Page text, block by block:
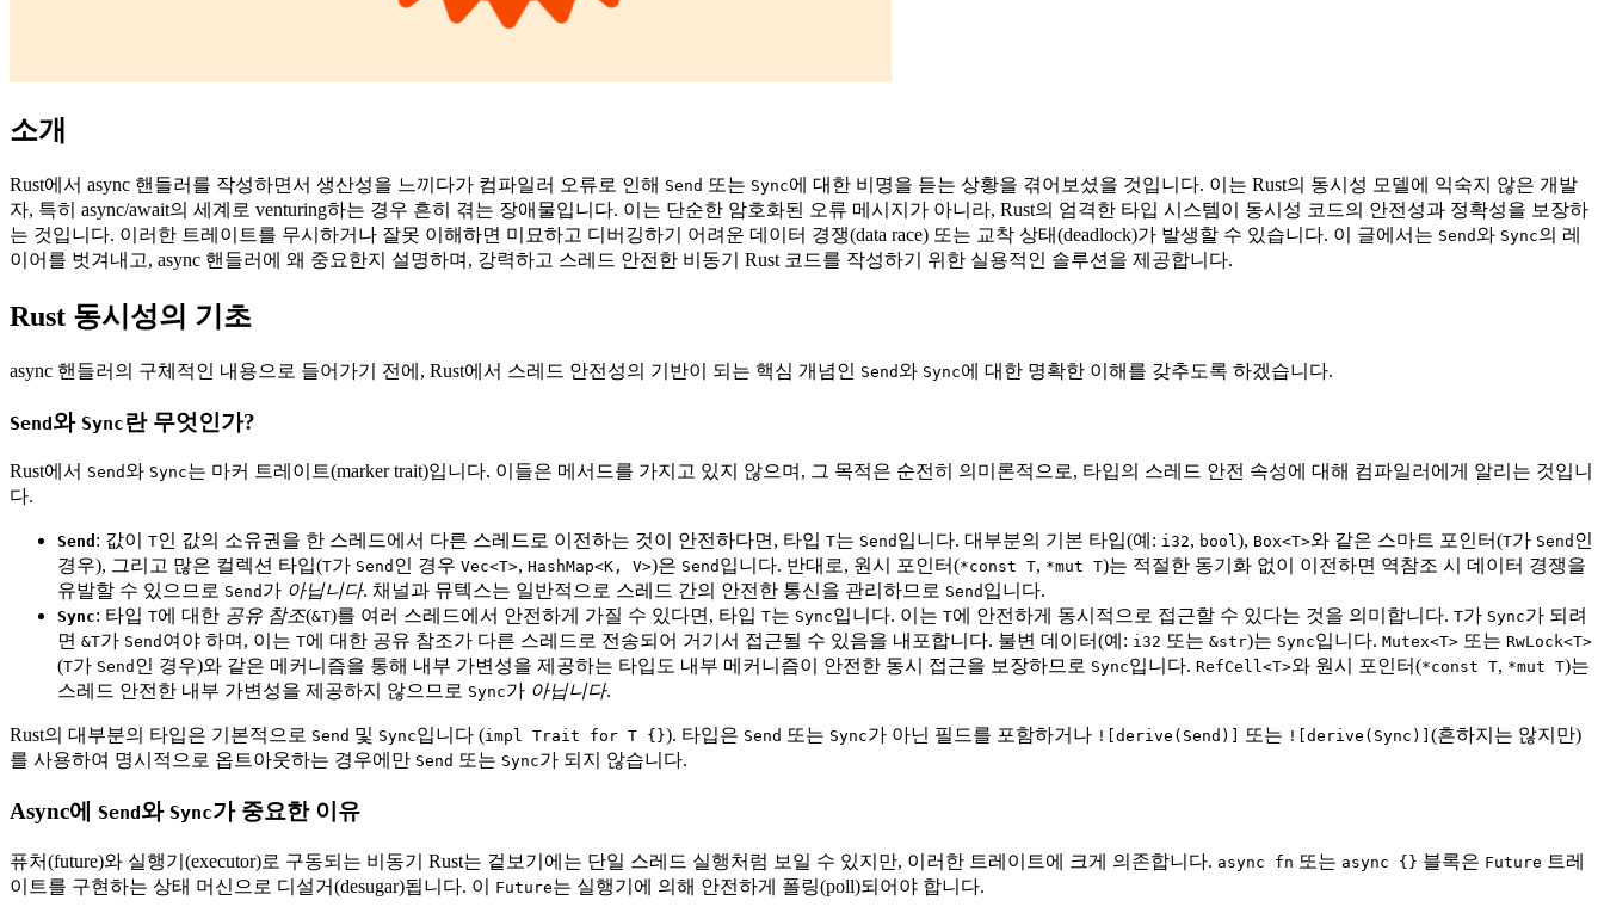
소개
Rust에서 async 핸들러를 작성하면서 생산성을 느끼다가 컴파일러 오류로 인해 Send 또는 Sync에 대한 비명을 듣는 상황을 겪어보셨을 것입니다. 이는 Rust의 동시성 모델에 익숙지 않은 개발
자, 특히 async/await의 세계로 venturing하는 경우 흔히 겪는 장애물입니다. 이는 단순한 암호화된 오류 메시지가 아니라, Rust의 엄격한 타입 시스템이 동시성 코드의 안전성과 정확성을 보장하
는 것입니다. 이러한 트레이트를 무시하거나 잘못 이해하면 미묘하고 디버깅하기 어려운 데이터 경쟁(data race) 또는 교착 상태(deadlock)가 발생할 수 있습니다. 이 글에서는 Send와 Sync의 레
이어를 벗겨내고, async 핸들러에 왜 중요한지 설명하며, 강력하고 스레드 안전한 비동기 Rust 코드를 작성하기 위한 실용적인 솔루션을 제공합니다.
Rust 동시성의 기초
async 핸들러의 구체적인 내용으로 들어가기 전에, Rust에서 스레드 안전성의 기반이 되는 핵심 개념인 Send와 Sync에 대한 명확한 이해를 갖추도록 하겠습니다.
Send와 Sync란 무엇인가?
Rust에서 Send와 Sync는 마커 트레이트(marker trait)입니다. 이들은 메서드를 가지고 있지 않으며, 그 목적은 순전히 의미론적으로, 타입의 스레드 안전 속성에 대해 컴파일러에게 알리는 것입니
다.
Send : 값이 T인 값의 소유권을 한 스레드에서 다른 스레드로 이전하는 것이 안전하다면, 타입 T는 Send 입니다. 대부분의 기본 타입(예: i32, bool), Box<T>와 같은 스마트 포인터(T가 Send 인
경우), 그리고 많은 컬렉션 타입(T가 Send 인 경우 Vec<T>, HashMap<K, V>)은 Send 입니다. 반대로, 원시 포인터(*const T, *mut T)는 적절한 동기화 없이 이전하면 역참조 시 데이터 경쟁을
유발할 수 있으므로 Send 가 아닙니다. 채널과 뮤텍스는 일반적으로 스레드 간의 안전한 통신을 관리하므로 Send 입니다.
Sync: 타입 T에 대한 공유 참조(&T)를 여러 스레드에서 안전하게 가질 수 있다면, 타입 T는 Sync입니다. 이는 T에 안전하게 동시적으로 접근할 수 있다는 것을 의미합니다. T가 Sync가 되려
면 &T가 Send 여야 하며, 이는 T에 대한 공유 참조가 다른 스레드로 전송되어 거기서 접근될 수 있음을 내포합니다. 불변 데이터(예: i32 또는 &str)는 Sync입니다. Mutex<T> 또는 RwLock<T>
(T가 Send 인 경우)와 같은 메커니즘을 통해 내부 가변성을 제공하는 타입도 내부 메커니즘이 안전한 동시 접근을 보장하므로 Sync입니다. RefCell<T>와 원시 포인터(*const T, *mut T)는
스레드 안전한 내부 가변성을 제공하지 않으므로 Sync가 아닙니다.
Rust의 대부분의 타입은 기본적으로 Send 및 Sync입니다 (impl Trait for T {}). 타입은 Send 또는 Sync가 아닌 필드를 포함하거나 ![derive(Send)] 또는 ![derive(Sync)] (흔하지는 않지만)
를 사용하여 명시적으로 옵트아웃하는 경우에만 Send 또는 Sync가 되지 않습니다.
Async에 Send와 Sync가 중요한 이유
퓨처(future)와 실행기(executor)로 구동되는 비동기 Rust는 겉보기에는 단일 스레드 실행처럼 보일 수 있지만, 이러한 트레이트에 크게 의존합니다. async fn 또는 async {} 블록은 Future 트레
이트를 구현하는 상태 머신으로 디설거(desugar)됩니다. 이
Future는 실행기에 의해 안전하게 폴링(poll)되어야 합니다.